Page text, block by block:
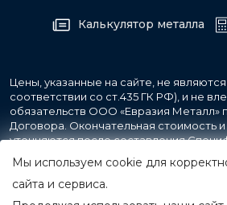
Калькулятор металла
Цены, указанные на сайте, не
соответствии со ст.435 ГК РФ), и не
обязательств ООО «Евразия Металл»
Договора. Окончательная стоимость
уточняются после составления
фиксируются в Счете на оплату, а
поставку товара.
Мы используем cookie для
сайта и сервиса.